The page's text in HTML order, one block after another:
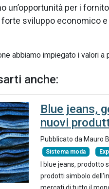
un’opportunità per i
sviluppo economico
abbiamo impiegato i valori
anche:
Blue jeans,
nuovi
Pubblicato da Mauro
Sistema moda
I blue jeans,
prodotti simbolo